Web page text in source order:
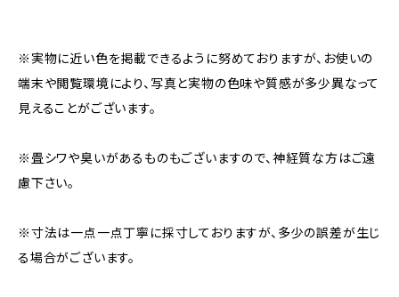
※実物に近い色を掲載できるように努めておりますが、お使いの
端末や閲覧環境により、写真と実物の色味や質感が多少異なって
見えることがございます。
※畳シワや臭いがあるものもございますので、神経質な方はご遠
慮下さい。
※寸法は一点一点丁寧に採寸しておりますが、多少の誤差が生じ
る場合がございます。